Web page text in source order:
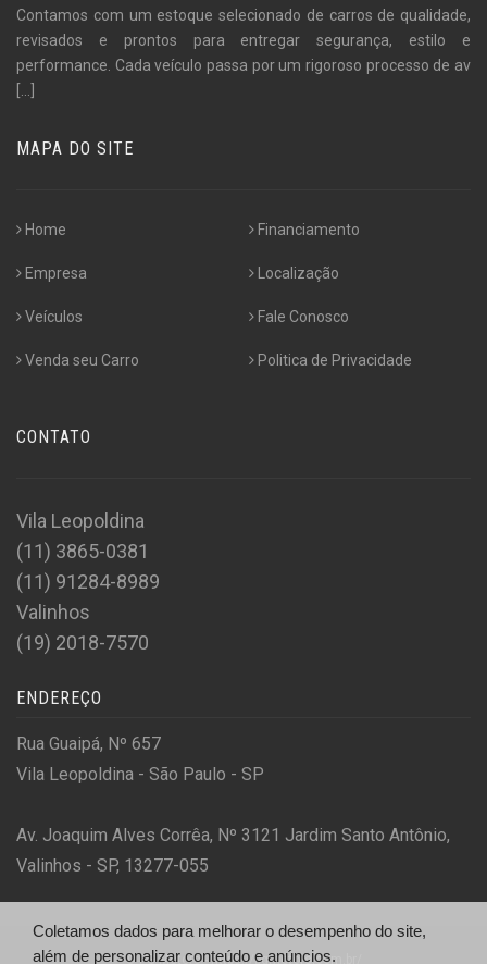
Contamos com um estoque selecionado de carros de qualidade,
revisados e prontos para entregar segurança, estilo e
performance. Cada veículo passa por um rigoroso processo de av
[...]
MAPA DO SITE
Home
Empresa
Veículos
Venda seu Carro
Financiamento
Localização
Fale Conosco
Politica de Privacidade
CONTATO
Vila Leopoldina
(11) 3865-0381
(11) 91284-8989
Valinhos
(19) 2018-7570
ENDEREÇO
Rua Guaipá, Nº 657
Vila Leopoldina - São Paulo - SP
Av. Joaquim Alves Corrêa, Nº 3121 Jardim Santo Antônio,
Valinhos - SP, 13277-055
© PG Motors - https://pgmotors.com.br/
Coletamos dados para melhorar o desempenho do site,
além de personalizar conteúdo e anúncios.